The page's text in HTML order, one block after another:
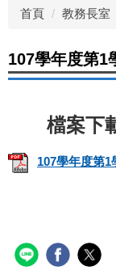
首頁 教務長室
107學年度第1
107學年度第